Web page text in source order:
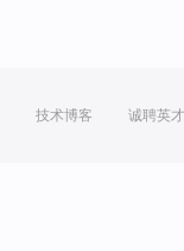
技术博客 诚聘英才